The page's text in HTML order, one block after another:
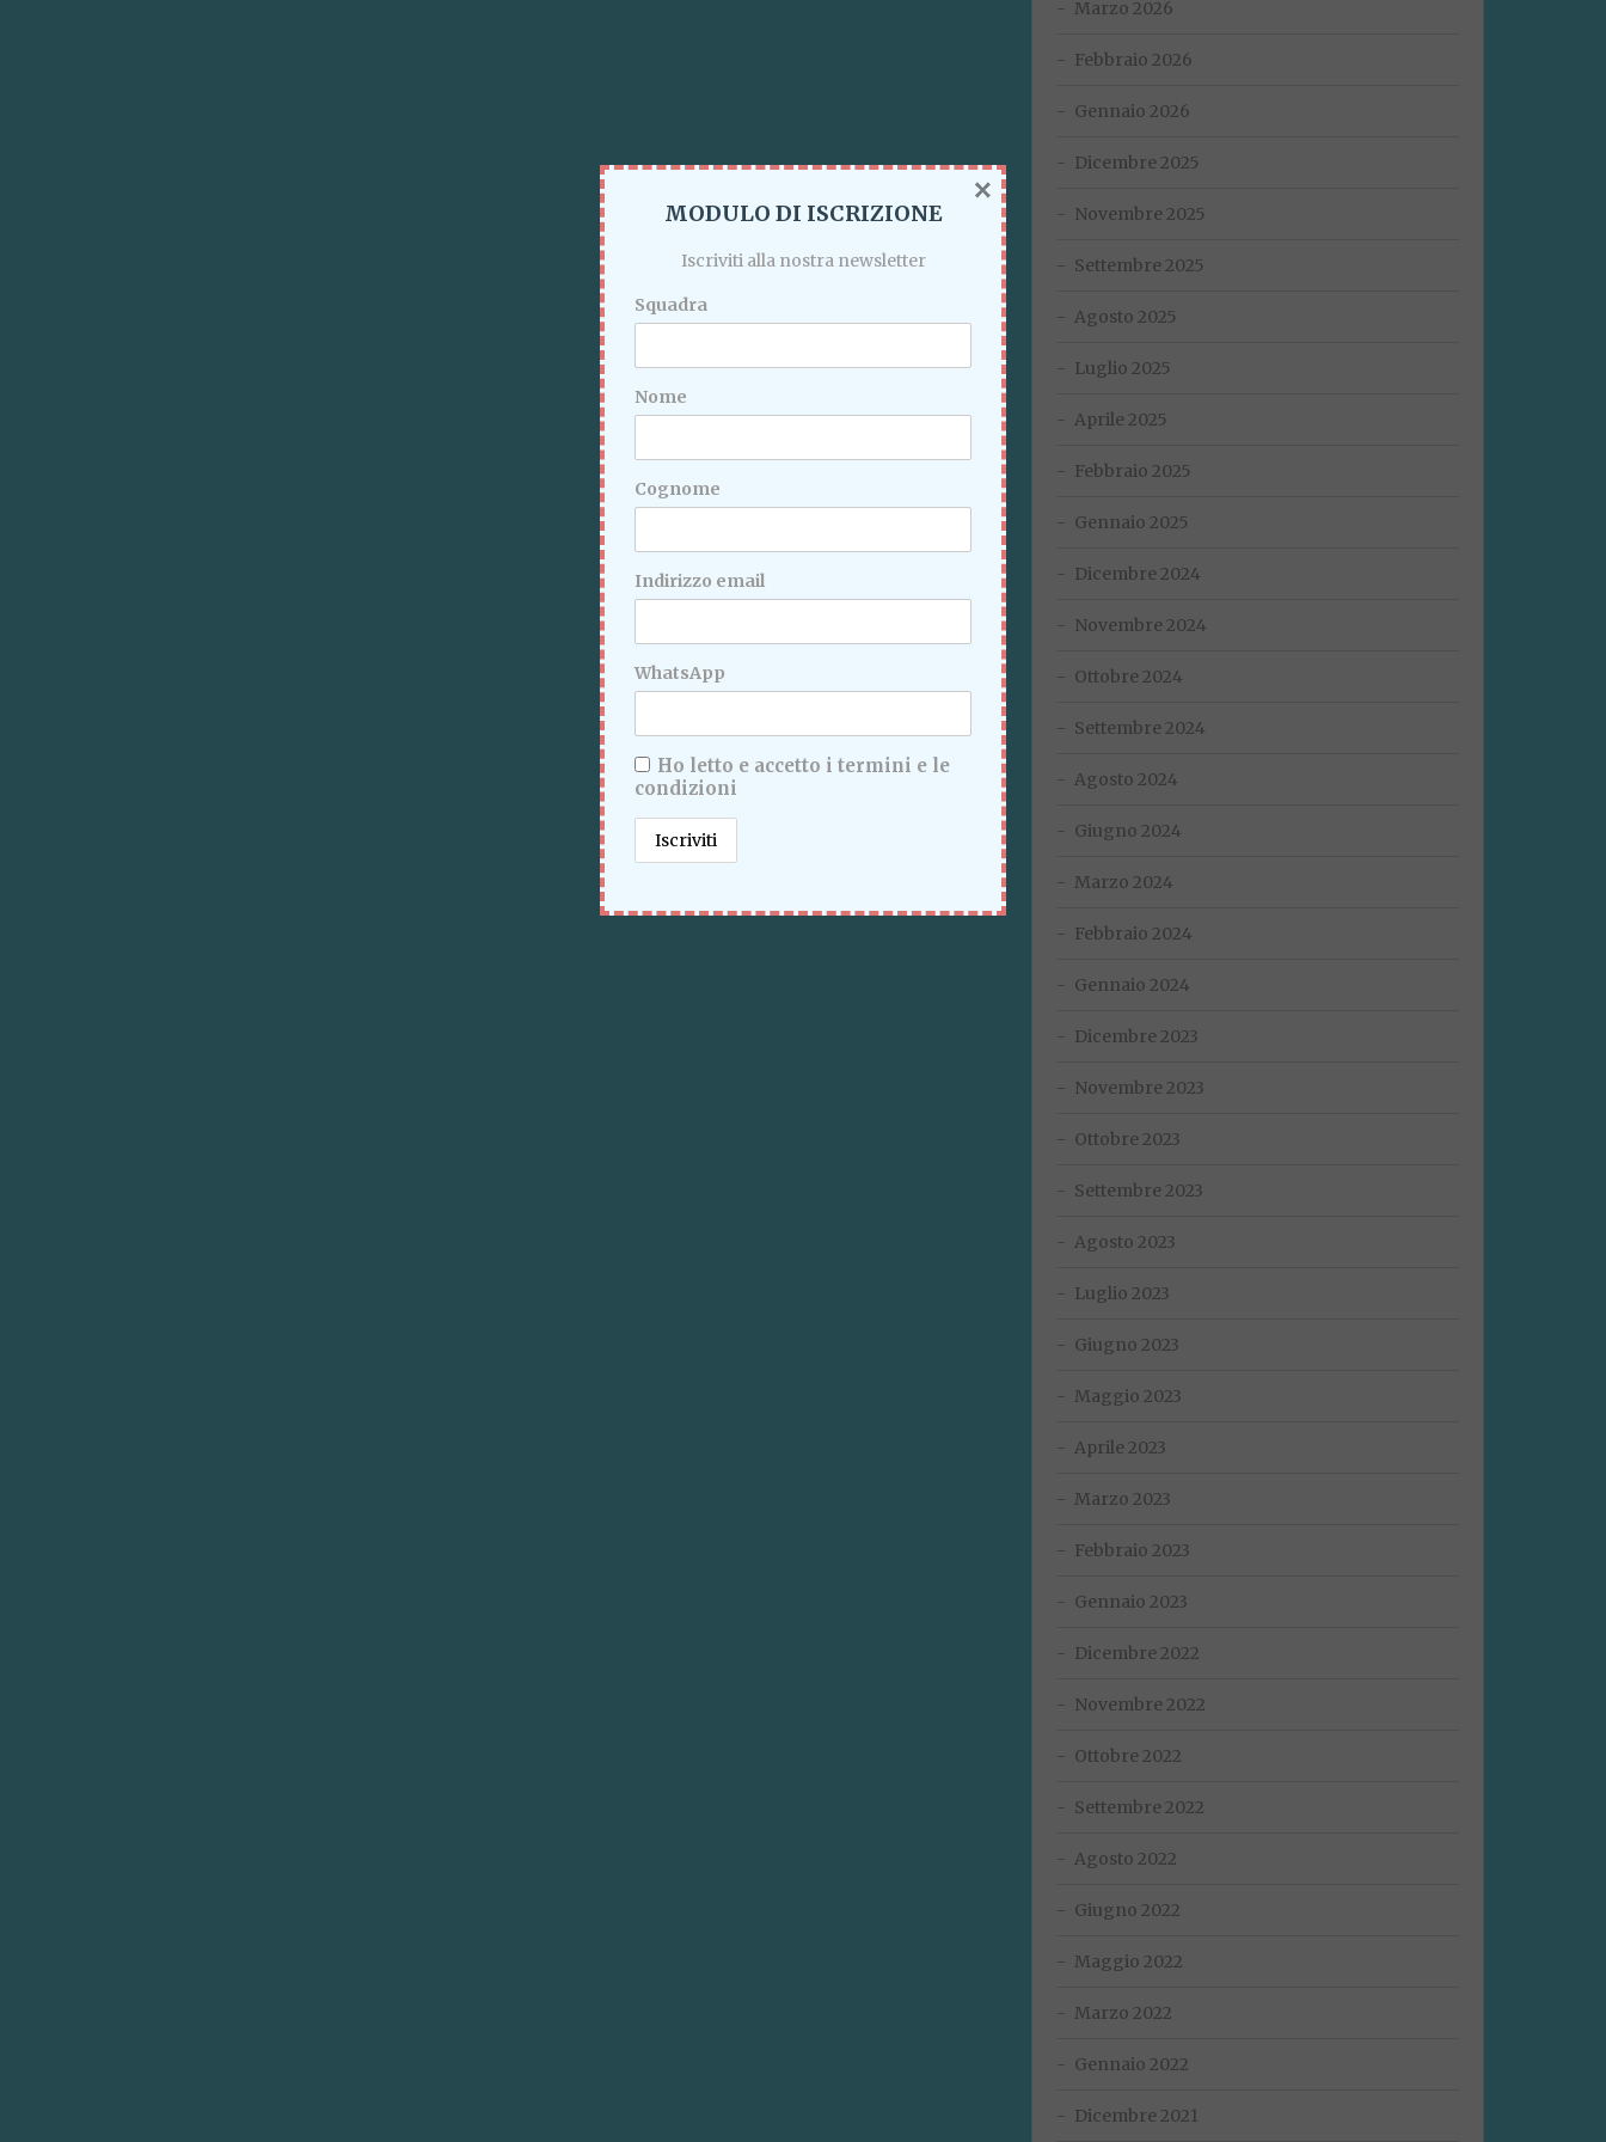
Marzo 2026
Febbraio 2026
Gennaio 2026
Dicembre 2025
Novembre 2025
Settembre 2025
Agosto 2025
Luglio 2025
Aprile 2025
Febbraio 2025
Gennaio 2025
Dicembre 2024
Novembre 2024
Ottobre 2024
Settembre 2024
Agosto 2024
Giugno 2024
Marzo 2024
Febbraio 2024
Gennaio 2024
Dicembre 2023
Novembre 2023
Ottobre 2023
Settembre 2023
Agosto 2023
Luglio 2023
Giugno 2023
Maggio 2023
Aprile 2023
Marzo 2023
Febbraio 2023
Gennaio 2023
Dicembre 2022
Novembre 2022
Ottobre 2022
Settembre 2022
Agosto 2022
Giugno 2022
Maggio 2022
Marzo 2022
Gennaio 2022
Dicembre 2021
MODULO DI ISCRIZIONE
Iscriviti alla nostra newsletter
Squadra
Nome
Cognome
Indirizzo email
WhatsApp
Ho letto e accetto i termini e le
condizioni
×